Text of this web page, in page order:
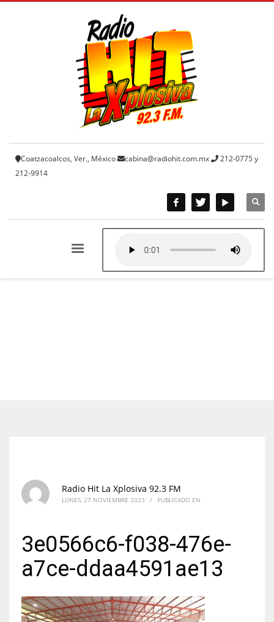
Coatzacoalcos, Ver., México cabina@radiohit.com.mx
212-0775 y
212-9914
Radio Hit La Xplosiva 92.3 FM
LUNES, 27 NOVIEMBRE 2023 / PUBLICADO EN
3e0566c6-f038-476e-
a7ce-ddaa4591ae13